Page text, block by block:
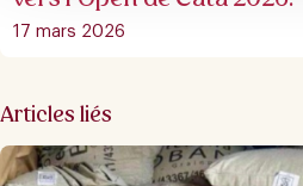
17 mars 2026
Articles liés